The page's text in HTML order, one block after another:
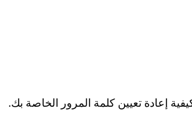
إعادة تعيين كلمة المرور الخاصة بك.